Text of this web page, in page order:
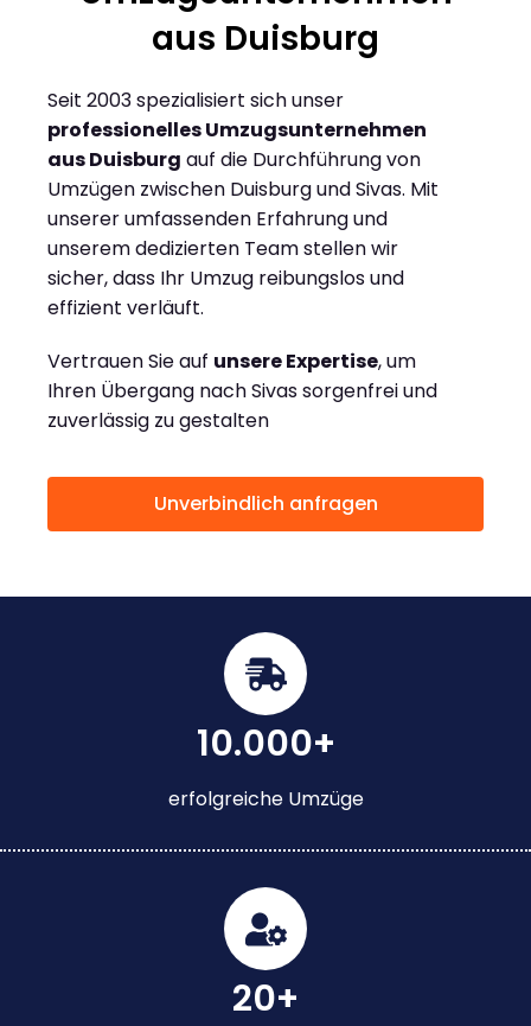
aus Duisburg
Seit 2003 spezialisiert sich unser
professionelles Umzugsunternehmen
aus Duisburg auf die Durchführung von
Umzügen zwischen Duisburg und Sivas. Mit
unserer umfassenden Erfahrung und
unserem dedizierten Team stellen wir
sicher, dass Ihr Umzug reibungslos und
effizient verläuft.
Vertrauen Sie auf unsere Expertise, um
Ihren Übergang nach Sivas sorgenfrei und
zuverlässig zu gestalten
Unverbindlich anfragen
10.000+
erfolgreiche Umzüge
20+